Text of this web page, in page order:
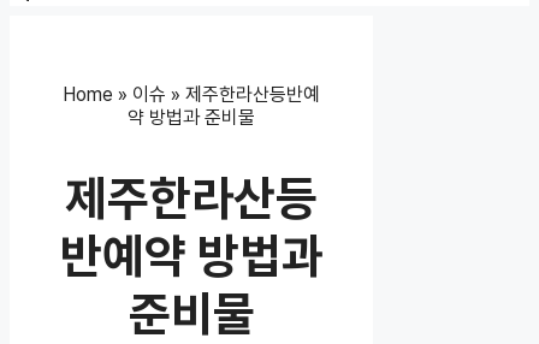
Home » 이슈 »제주한라산등반예
약 방법과 준비물
제주한라산등
반예약 방법과
준비물